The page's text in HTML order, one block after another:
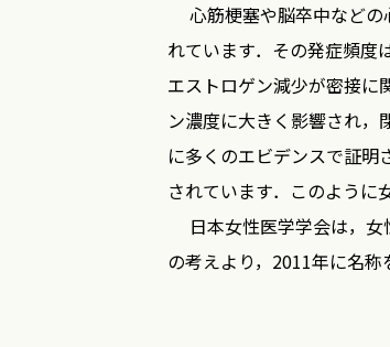
心筋梗塞や脳卒中などの
れています．その発症頻度
エストロゲン減少が密接に
ン濃度に大きく影響され，
に多くのエビデンスで証
されています．このように
日本女性医学学会は，女
の考えより，2011年に名
日本女性医学学会は日本